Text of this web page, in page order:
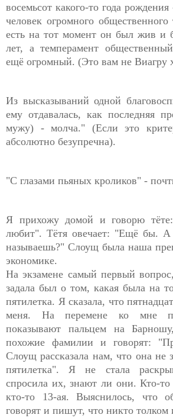
восемьсот какого-то года
человек огромного
есть на тот момент он был жив и
лет, а темперамент
ещё огромный. (Это вам не Виагру
Из высказываний одной
ему отдавалась, как последняя
мужу) - молча." (Если это
абсолютно безупречна).
"С глазами пьяных кроликов" -
Я прихожу домой и говорю
любит". Тётя овечает: "Ещё бы. А
называешь?" Слоущ была наша
экономике.
На экзамене самый первый
задала был о том, какая была на
пятилетка. Я сказала, что
меня. На перемене ко мне
показывают пальцем на
похожие фамилии и говорят:
Слоущ рассказала нам, что она не
пятилетка". Я не стала
спросила их, знают ли они. Кто-то
кто-то 13-ая. Выяснилось, что
говорят и пишут, что никто толком